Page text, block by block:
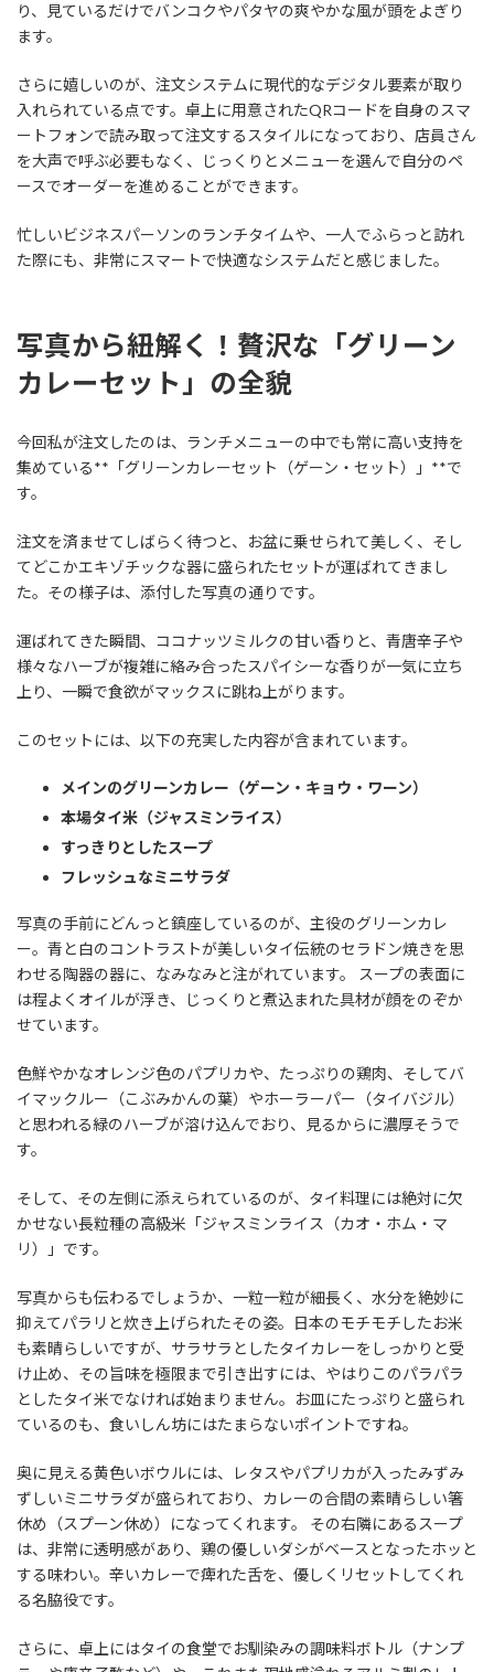
り、見ているだけでバンコクやパタヤの爽やかな風が頭をよぎり
ます。
さらに嬉しいのが、注文システムに現代的なデジタル要素が取り
入れられている点です。卓上に用意されたQRコードを自身のスマ
ートフォンで読み取って注文するスタイルになっており、店員さん
を大声で呼ぶ必要もなく、じっくりとメニューを選んで自分のペ
ースでオーダーを進めることができます。
忙しいビジネスパーソンのランチタイムや、一人でふらっと訪れ
た際にも、非常にスマートで快適なシステムだと感じました。
写真から紐解く！贅沢な「グリーン
カレーセット」の全貌
今回私が注文したのは、ランチメニューの中でも常に高い支持を
集めている**「グリーンカレーセット（ゲーン・セット）」**で
す。
注文を済ませてしばらく待つと、お盆に乗せられて美しく、そし
てどこかエキゾチックな器に盛られたセットが運ばれてきまし
た。その様子は、添付した写真の通りです。
運ばれてきた瞬間、ココナッツミルクの甘い香りと、青唐辛子や
様々なハーブが複雑に絡み合ったスパイシーな香りが一気に立ち
上り、一瞬で食欲がマックスに跳ね上がります。
このセットには、以下の充実した内容が含まれています。
メインのグリーンカレー（ゲーン・キョウ・ワーン）
本場タイ米（ジャスミンライス）
すっきりとしたスープ
フレッシュなミニサラダ
写真の手前にどんっと鎮座しているのが、主役のグリーンカレ
ー。青と白のコントラストが美しいタイ伝統のセラドン焼きを思
わせる陶器の器に、なみなみと注がれています。 スープの表面に
は程よくオイルが浮き、じっくりと煮込まれた具材が顔をのぞか
せています。
色鮮やかなオレンジ色のパプリカや、たっぷりの鶏肉、そしてバ
イマックルー（こぶみかんの葉）やホーラーパー（タイバジル）
と思われる緑のハーブが溶け込んでおり、見るからに濃厚そうで
す。
そして、その左側に添えられているのが、タイ料理には絶対に欠
かせない長粒種の高級米「ジャスミンライス（カオ・ホム・マ
リ）」です。
写真からも伝わるでしょうか、一粒一粒が細長く、水分を絶妙に
抑えてパラリと炊き上げられたその姿。日本のモチモチしたお米
も素晴らしいですが、サラサラとしたタイカレーをしっかりと受
け止め、その旨味を極限まで引き出すには、やはりこのパラパラ
としたタイ米でなければ始まりません。お皿にたっぷりと盛られ
ているのも、食いしん坊にはたまらないポイントですね。
奥に見える黄色いボウルには、レタスやパプリカが入ったみずみ
ずしいミニサラダが盛られており、カレーの合間の素晴らしい箸
休め（スプーン休め）になってくれます。 その右隣にあるスープ
は、非常に透明感があり、鶏の優しいダシがベースとなったホッと
する味わい。辛いカレーで痺れた舌を、優しくリセットしてくれ
る名脇役です。
さらに、卓上にはタイの食堂でお馴染みの調味料ボトル（ナンプ